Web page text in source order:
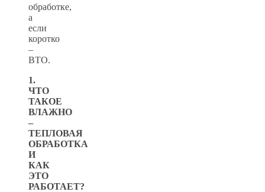
обработке,
а
если
коротко
–
ВТО.
1.
ЧТО
ТАКОЕ
ВЛАЖНО
–
ТЕПЛОВАЯ
ОБРАБОТКА
И
КАК
ЭТО
РАБОТАЕТ?